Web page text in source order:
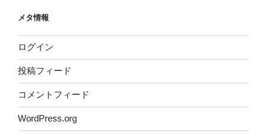
メタ情報
ログイン
投稿フィード
コメントフィード
WordPress.org